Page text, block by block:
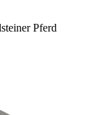
Pferd